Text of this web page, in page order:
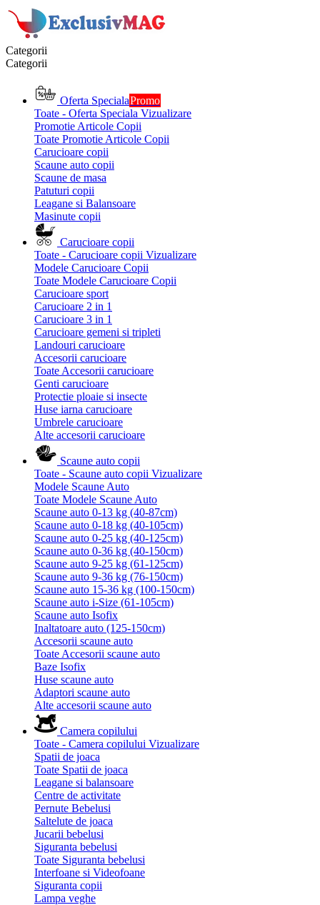
Categorii
Categorii
Oferta SpecialaPromo
Toate - Oferta Speciala Vizualizare
Promotie Articole Copii
Toate Promotie Articole Copii
Carucioare copii
Scaune auto copii
Scaune de masa
Patuturi copii
Leagane si Balansoare
Masinute copii
Carucioare copii
Toate - Carucioare copii Vizualizare
Modele Carucioare Copii
Toate Modele Carucioare Copii
Carucioare sport
Carucioare 2 in 1
Carucioare 3 in 1
Carucioare gemeni si tripleti
Landouri carucioare
Accesorii carucioare
Toate Accesorii carucioare
Genti carucioare
Protectie ploaie si insecte
Huse iarna carucioare
Umbrele carucioare
Alte accesorii carucioare
Scaune auto copii
Toate - Scaune auto copii Vizualizare
Modele Scaune Auto
Toate Modele Scaune Auto
Scaune auto 0-13 kg (40-87cm)
Scaune auto 0-18 kg (40-105cm)
Scaune auto 0-25 kg (40-125cm)
Scaune auto 0-36 kg (40-150cm)
Scaune auto 9-25 kg (61-125cm)
Scaune auto 9-36 kg (76-150cm)
Scaune auto 15-36 kg (100-150cm)
Scaune auto i-Size (61-105cm)
Scaune auto Isofix
Inaltatoare auto (125-150cm)
Accesorii scaune auto
Toate Accesorii scaune auto
Baze Isofix
Huse scaune auto
Adaptori scaune auto
Alte accesorii scaune auto
Camera copilului
Toate - Camera copilului Vizualizare
Spatii de joaca
Toate Spatii de joaca
Leagane si balansoare
Centre de activitate
Pernute Bebelusi
Saltelute de joaca
Jucarii bebelusi
Siguranta bebelusi
Toate Siguranta bebelusi
Interfoane si Videofoane
Siguranta copii
Lampa veghe